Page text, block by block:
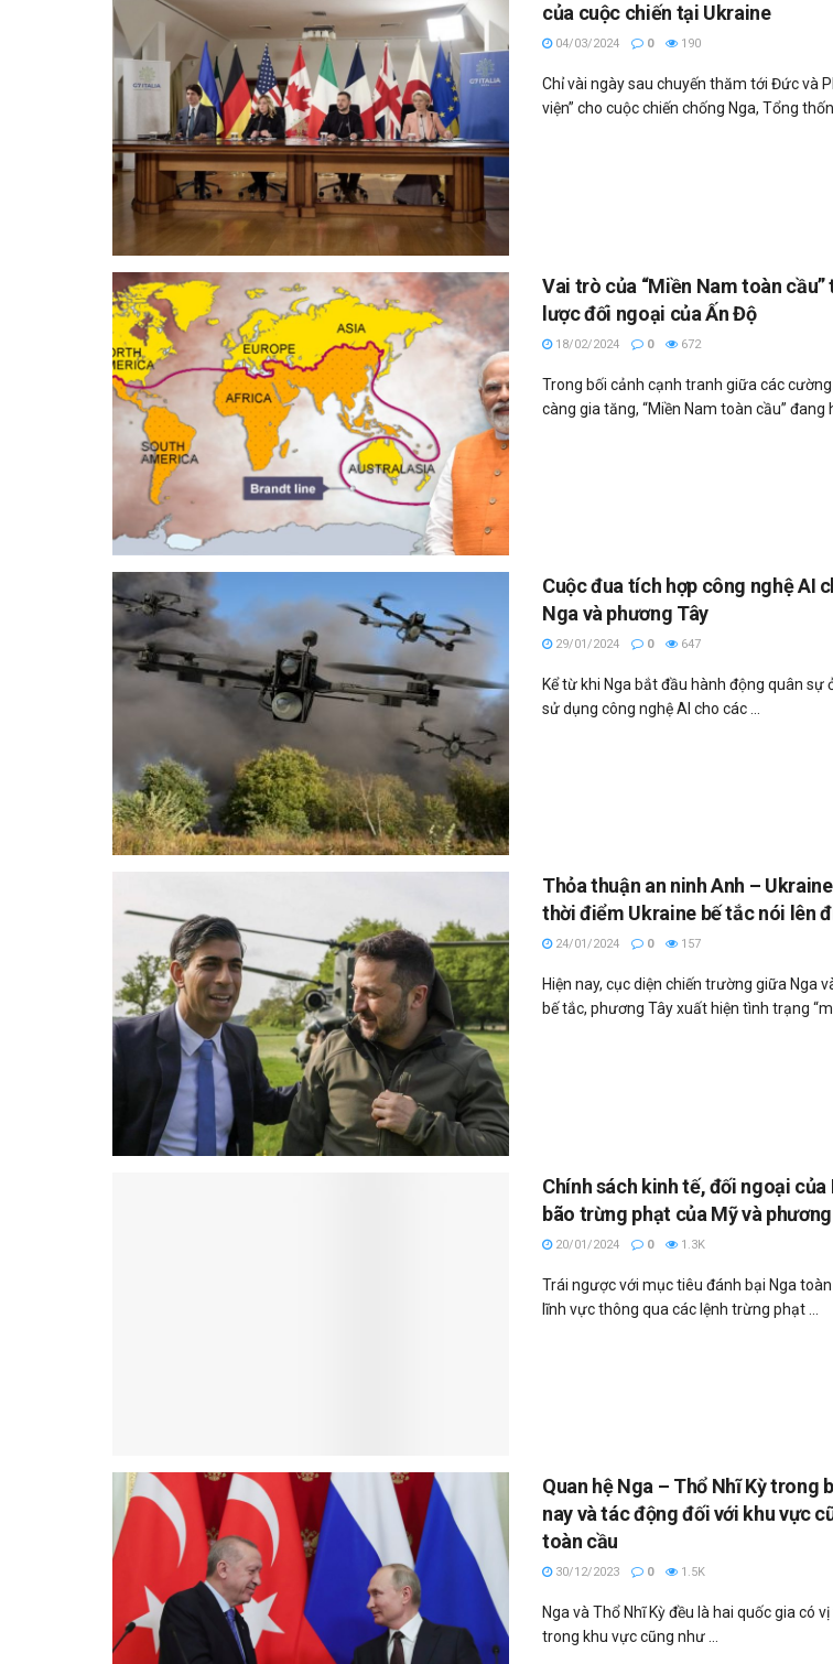
của cuộc chiến tại Ukraine
04/03/2024 0 190
Chỉ vài ngày sau chuyến thăm tới Đức và
viện” cho cuộc chiến chống Nga, Tổng
Vai trò của “Miền Nam toàn
lược đối ngoại của Ấn Độ
18/02/2024 0 672
Trong bối cảnh cạnh tranh giữa các
càng gia tăng, “Miền Nam toàn cầu” đang
Cuộc đua tích hợp công nghệ AI
Nga và phương Tây
29/01/2024 0 647
Kể từ khi Nga bắt đầu hành động quân sự
sử dụng công nghệ AI cho các ...
Thỏa thuận an ninh Anh –
thời điểm Ukraine bế tắc nói lên
24/01/2024 0 157
Hiện nay, cục diện chiến trường giữa Nga
bế tắc, phương Tây xuất hiện tình trạng
Chính sách kinh tế, đối ngoại
bão trừng phạt của Mỹ và
20/01/2024 0 1.3K
Trái ngược với mục tiêu đánh bại Nga
lĩnh vực thông qua các lệnh trừng phạt ...
Quan hệ Nga – Thổ Nhĩ Kỳ trong
nay và tác động đối với khu vực
toàn cầu
30/12/2023 0 1.5K
Nga và Thổ Nhĩ Kỳ đều là hai quốc gia có
trong khu vực cũng như ...